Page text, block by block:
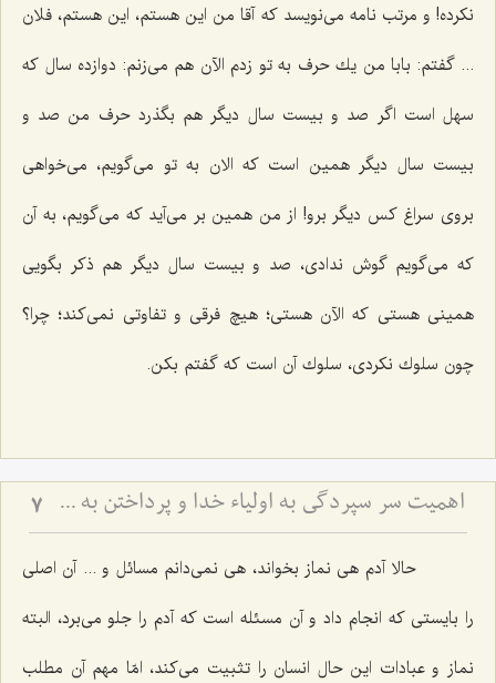
نكرده! و مرتب نامه می‌نویسد كه آقا من این هستم، این هستم، فلان
... گفتم: بابا من یك حرف به تو زدم الآن هم می‌زنم: دوازده سال كه
سهل است اگر صد و بیست سال دیگر هم بگذرد حرف من صد و
بیست سال دیگر همین است كه الان به تو می‌گویم، می‌خواهی
بروی سراغ كس دیگر برو! از من همین بر می‌آید كه می‌گویم، به آن
كه می‌گویم گوش ندادی، صد و بیست سال دیگر هم ذكر بگویی
همینی هستی كه الآن هستی؛ هیچ فرقی و تفاوتی نمی‌كند؛ چرا؟
چون سلوك نكردی، سلوك آن است كه گفتم بكن.
اهمیت سر سپردگی به اولیاء خدا و پرداختن به خود (مشهد مقدس) 7
حالا آدم هی نماز بخواند، هی نمی‌دانم مسائل و ... آن اصلی
را بایستی كه انجام داد و آن مسئله است كه آدم را جلو می‌برد، البته
نماز و عبادات این حال انسان را تثبیت می‌كند، امّا مهم آن مطلب